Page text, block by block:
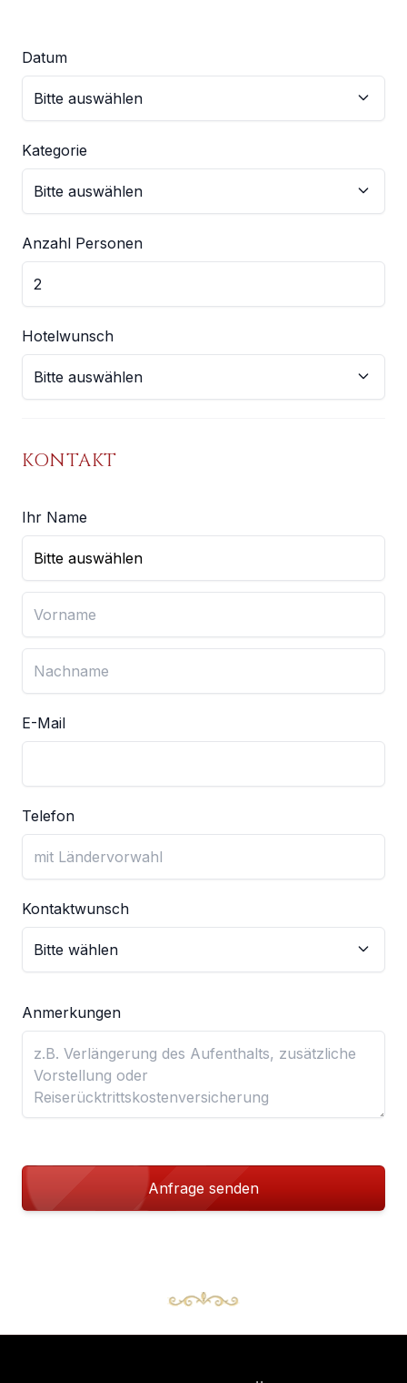
Datum
Kategorie
Anzahl Personen
Hotelwunsch
KONTAKT
Ihr Name
E-Mail
Telefon
Kontaktwunsch
Anmerkungen
Anfrage senden